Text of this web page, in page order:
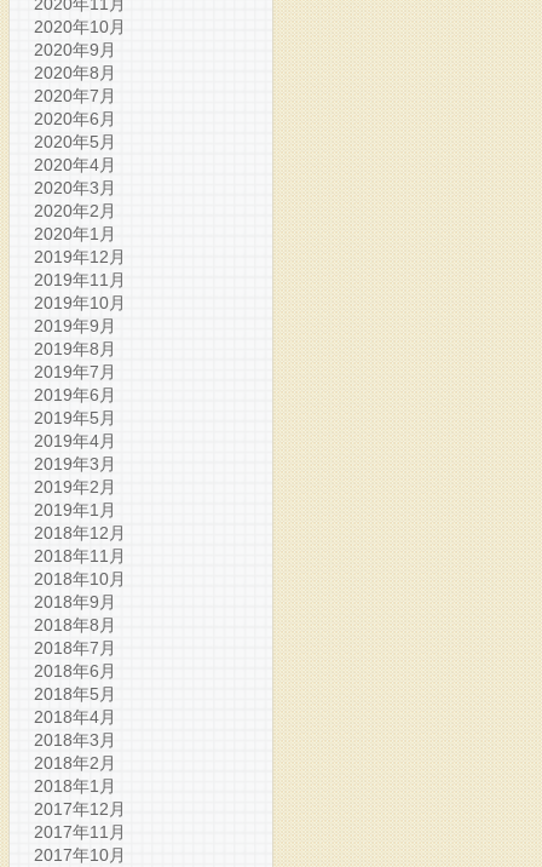
2020年10月
2020年9月
2020年8月
2020年7月
2020年6月
2020年5月
2020年4月
2020年3月
2020年2月
2020年1月
2019年12月
2019年11月
2019年10月
2019年9月
2019年8月
2019年7月
2019年6月
2019年5月
2019年4月
2019年3月
2019年2月
2019年1月
2018年12月
2018年11月
2018年10月
2018年9月
2018年8月
2018年7月
2018年6月
2018年5月
2018年4月
2018年3月
2018年2月
2018年1月
2017年12月
2017年11月
2017年10月